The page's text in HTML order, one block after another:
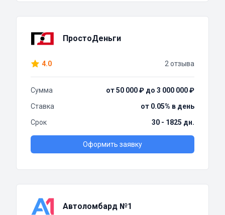
ПростоДеньги
4.0 2 отзыва
Сумма
от 50 000 ₽ до 3 000 000 ₽
Ставка
от 0.05% в день
Срок
30 - 1825 дн.
Оформить заявку
Автоломбард №1